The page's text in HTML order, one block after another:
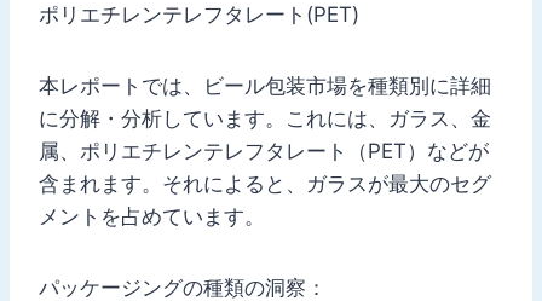
ポリエチレンテレフタレート(PET)
本レポートでは、ビール包装市場を種類別に詳細
に分解・分析しています。これには、ガラス、金
属、ポリエチレンテレフタレート（PET）などが
含まれます。それによると、ガラスが最大のセグ
メントを占めています。
パッケージングの種類の洞察：